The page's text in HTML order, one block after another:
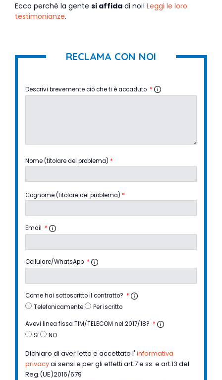
Ecco perché la gente si affida di noi! Leggi le loro
testimonianze.
RECLAMA CON NOI
Descrivi brevemente ciò che ti è accaduto *
Nome (titolare del problema) *
Cognome (titolare del problema) *
Email *
Cellulare/WhatsApp *
Come hai sottoscritto il contratto? *
Telefonicamente
Per iscritto
Avevi linea fissa TIM/TELECOM nel 2017/18? *
SI
NO
Dichiaro di aver letto e accettato l' informativa
privacyai sensi e per gli effetti art.7 e ss. e art.13 del
Reg.(UE)2016/679